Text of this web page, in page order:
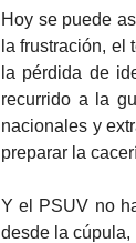
Hoy se puede
la frustración, el
la pérdida de
recurrido a la
nacionales y
preparar la
Y el PSUV no
desde la cúpula,